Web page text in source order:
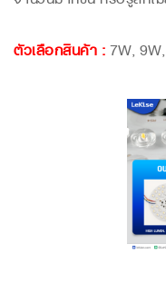
ตัวเลือกสินค้า:7W,